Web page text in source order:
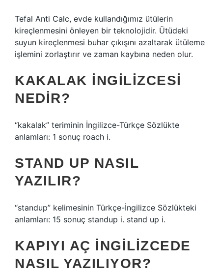
Tefal Anti Calc, evde kullandığımız ütülerin
kireçlenmesini önleyen bir teknolojidir. Ütüdeki
suyun kireçlenmesi buhar çıkışını azaltarak ütüleme
işlemini zorlaştırır ve zaman kaybına neden olur.
KAKALAK INGILIZCESI
NEDIR?
“kakalak” teriminin İngilizce-Türkçe Sözlükte
anlamları: 1 sonuç roach i.
STAND UP NASIL
YAZILIR?
“standup” kelimesinin Türkçe-İngilizce Sözlükteki
anlamları: 15 sonuç standup i. stand up i.
KAPIYI AÇ INGILIZCEDE
NASIL YAZILIYOR?